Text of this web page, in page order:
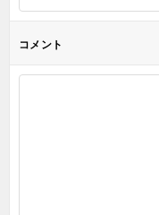
コメント